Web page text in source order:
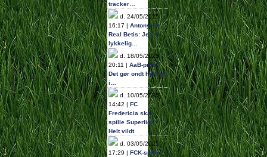
tracker…
d. 24/05/2025
16:17 | Antony om
Real Betis: Jeg er
lykkelig…
d. 18/05/2025
20:11 | AaB-profil:
Det gør ondt helt ind
i…
d. 10/05/2025
14:42 | FC
Fredericia skal
spille Superliga:
Helt vildt
d. 03/05/2025
17:29 | FCK-spiller